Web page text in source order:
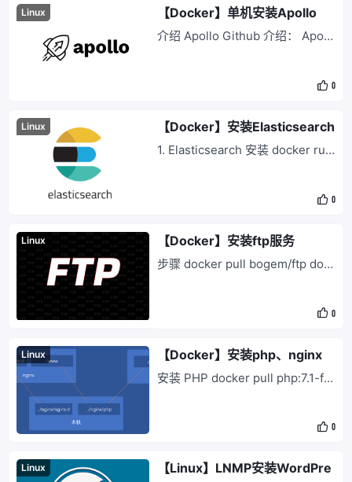
=<username> --env BASIC_AU
Linux 【Docker】单机安装Apollo
介绍 Apollo Github 介绍： Apoll
am/apollo-build-scripts` 把 apol
apol
0
Linux 【Docker】安装Elasticsearch
1. Elasticsearch 安装 docker run
mx512m" -v /docker/es/elastics
rch/
0
Linux 【Docker】安装ftp服务
步骤 docker pull bogem/ftp doc
47470:47400-47470 -e FTP_U
S=<passwor
0
Linux 【Docker】安装php、nginx
安装 PHP docker pull php:7.1-fp
home -d php:7.1-fpm 安装 Nginx0
Linux
【Linux】LNMP安装WordPre